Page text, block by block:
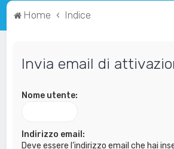
Home Indice
Invia email di
Nome utente:
Indirizzo email:
Deve essere l’indirizzo email che hai